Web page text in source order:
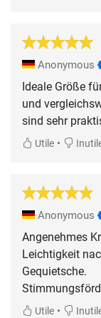
Anonymous
Ideale Größe
und
sind sehr
Utile •
Anonymous
Angenehmes
Leichtigkeit
Gequietsche.
Utile •